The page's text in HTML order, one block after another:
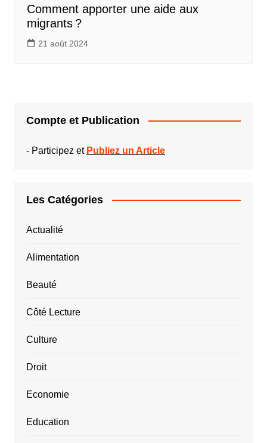
Comment apporter une aide aux
migrants ?
21 août 2024
Compte et Publication
- Participez et Publiez un Article
Les Catégories
Actualité
Alimentation
Beauté
Côté Lecture
Culture
Droit
Economie
Education